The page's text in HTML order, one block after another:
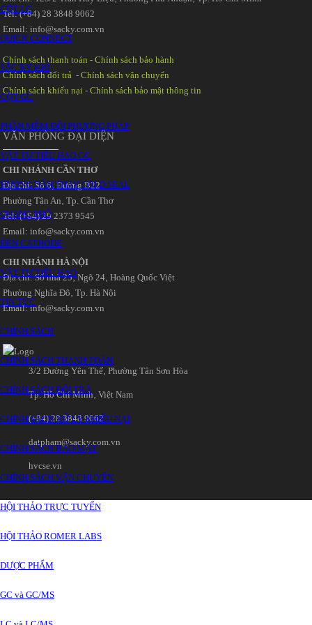
CỘT LC
QUICK CONNECT
SẮC KÝ KHÍ
CỘT GC
PHẦN MỀM ĐỔI PHƯƠNG PHÁP
VẬT TƯ TIÊU HAO GC
HƯỚNG DẪN THAY GOLD SEAL
QUANG PHỔ
ĐÈN CATHODE
VẬT TƯ TIÊU HAO
TIN TỨC
CHÍNH SÁCH
CHÍNH SÁCH THANH TOÁN
CHÍNH SÁCH ĐỔI TRẢ
CHÍNH SÁCH XỬ LÝ KHIẾU NẠI
CHÍNH SÁCH BẢO MẬT
CHÍNH SÁCH VẬN CHUYỂN
HỘI THẢO TRỰC TUYẾN
HỘI THẢO ROMER LABS
DƯỢC PHẨM
GC và GC/MS
Tel: (+84) 28 3848 9062
Email: info@sacky.com.vn
Chính sách thanh toán -Chính sách bảo hành
Chính sách đổi trả -Chính sách vận chuyển
Chính sách khiếu nại -Chính sách bảo mật thông tin
VĂN PHÒNG ĐẠI DIỆN
CHI NHÁNH CẦN THƠ
Địa chỉ: Số 6‚ Đường B22
Phường Tân An‚ Tp. Cần Thơ
Tel: (+84) 29 2373 9545
Email: info@sacky.com.vn
CHI NHÁNH HÀ NỘI
Địa chỉ: Số nhà 25‚ Ngõ 24‚ Hoàng Quốc Việt
Phường Nghĩa Đô‚ Tp. Hà Nội
Email: info@sacky.com.vn
3/2 Đường Yên Thế‚ Phường Tân Sơn Hòa
Tp. Hồ Chí Minh‚ Việt Nam
(+84) 28 3848 9062
datpham@sacky.com.vn
hvcse.vn